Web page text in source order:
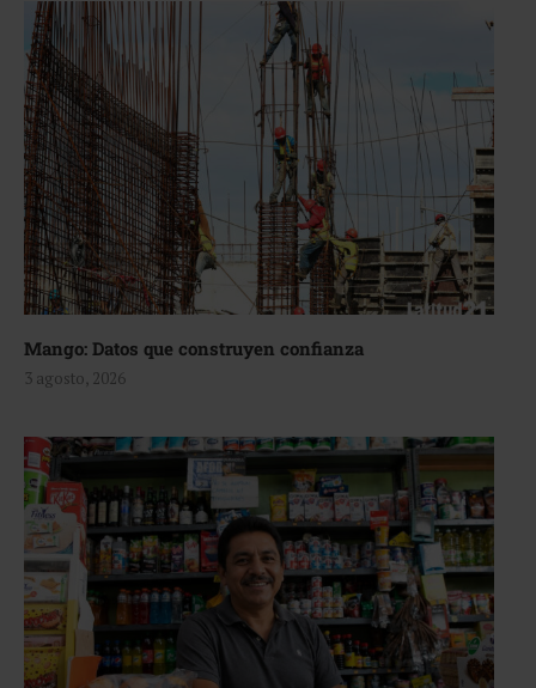
Mango: Datos que construyen confianza
3 agosto, 2026